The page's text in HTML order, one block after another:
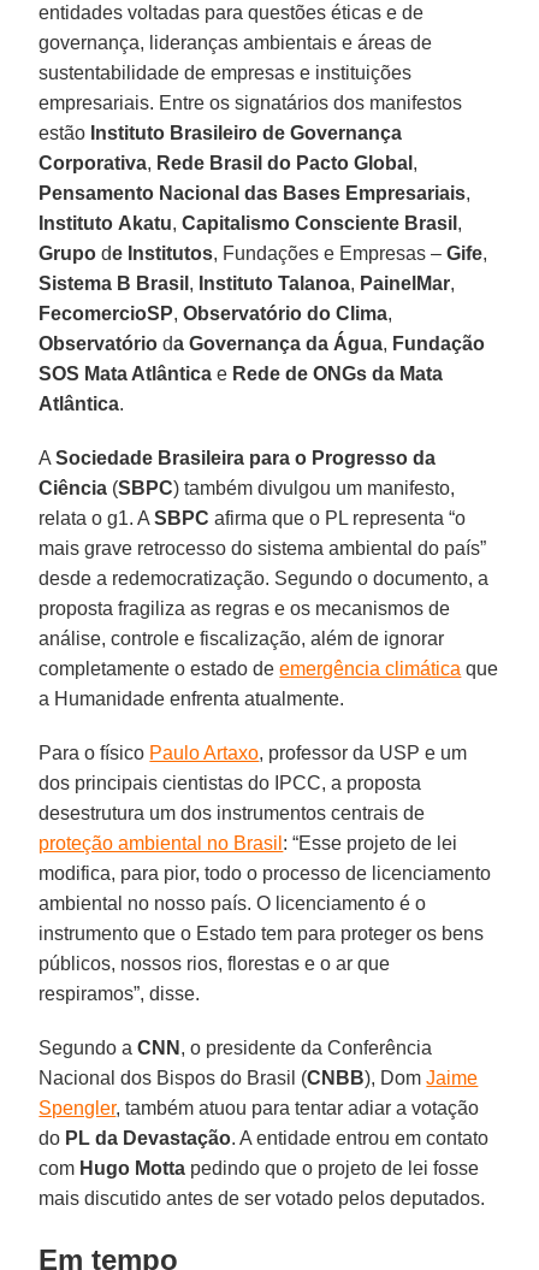
entidades voltadas para questões éticas e de
governança, lideranças ambientais e áreas de
sustentabilidade de empresas e instituições
empresariais. Entre os signatários dos manifestos
estão Instituto Brasileiro de Governança
Corporativa, Rede Brasil do Pacto Global ,
Pensamento Nacional das Bases Empresariais,
Instituto Akatu,Capitalismo Consciente Brasil ,
Grupo de Institutos, Fundações e Empresas –Gife,
Sistema B Brasil , Instituto Talanoa, PainelMar,
FecomercioSP,Observatório do Clima,
Observatório da Governança da Água, Fundação
SOS Mata Atlântica e Rede de ONGs da Mata
Atlântica.
ASociedade Brasileira para o Progresso da
Ciência (SBPC) também divulgou um manifesto,
relata o g1. ASBPC afirma que o PL representa “o
mais grave retrocesso do sistema ambiental do país”
desde a redemocratização. Segundo o documento, a
proposta fragiliza as regras e os mecanismos de
análise, controle e fiscalização, além de ignorar
completamente o estado deemergência climática que
a Humanidade enfrenta atualmente.
Para o físico Paulo Artaxo, professor da USP e um
dos principais cientistas do IPCC, a proposta
desestrutura um dos instrumentos centrais de
proteção ambiental no Brasil : “Esse projeto de lei
modifica, para pior, todo o processo de licenciamento
ambiental no nosso país. O licenciamento é o
instrumento que o Estado tem para proteger os bens
públicos, nossos rios, florestas e o ar que
respiramos”, disse.
Segundo aCNN , o presidente da Conferência
Nacional dos Bispos do Brasil (CNBB), DomJaime
Spengler, também atuou para tentar adiar a votação
do PL da Devastação. A entidade entrou em contato
com Hugo Motta pedindo que o projeto de lei fosse
mais discutido antes de ser votado pelos deputados.
Em tempo